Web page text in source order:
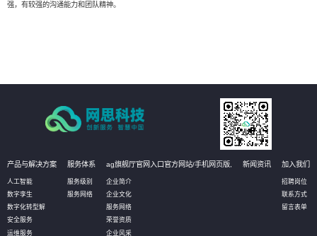
强，有较强的沟通能力和团队精神。
产品与解决方案
人工智能
数字孪生
数字化转型解
安全服务
运维服务
服务体系
服务级别
服务网络
ag旗舰厅官网入口官方网站/手机网页版,
企业简介
企业文化
服务网络
荣誉资质
企业风采
新闻资讯 加入我们
招聘岗位
联系方式
留言表单